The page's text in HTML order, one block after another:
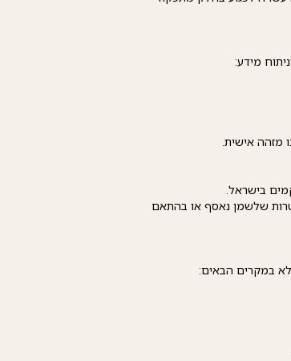
מידע:
מזהה אישית.
שלשמן נאסף או בהתאם
במקרים הבאים: